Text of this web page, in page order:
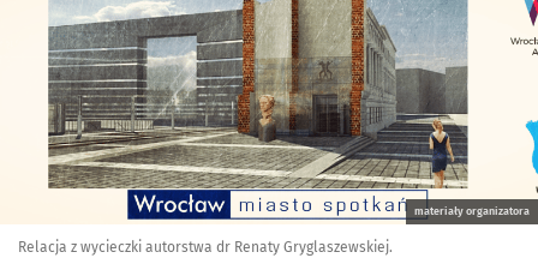
materiały organizatora
Relacja z wycieczki autorstwa dr Renaty Gryglaszewskiej.